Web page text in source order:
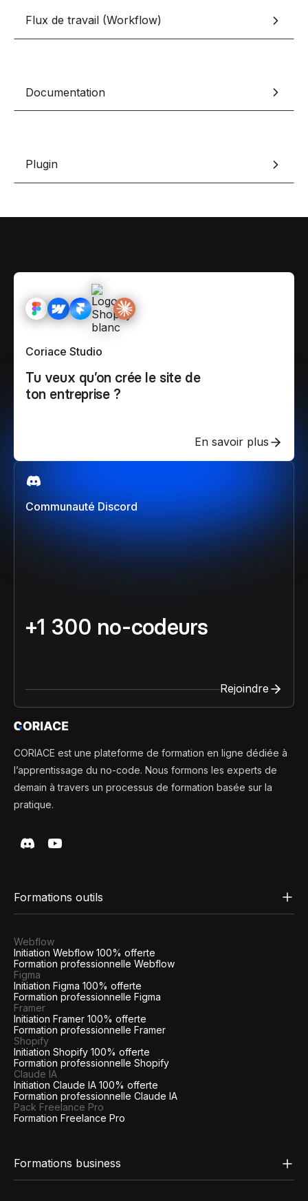
Scripts Webflow
Ressources & actualités
Contact
Flux de travail (Workflow)
Documentation
Plugin
Communauté Discord
+1 300 no-codeurs
Rejoindre
Coriace Studio
Tu veux qu’on crée le site de
ton entreprise ?
En savoir plus
CORIACE est une plateforme de formation en ligne dédiée à
l’apprentissage du no-code. Nous formons les experts de
demain à travers un processus de formation basée sur la
pratique.
Formations outils
Webflow
Initiation Webflow 100% offerte
Formation professionnelle Webflow
Figma
Initiation Figma 100% offerte
Formation professionnelle Figma
Framer
Initiation Framer 100% offerte
Formation professionnelle Framer
Shopify
Initiation Shopify 100% offerte
Formation professionnelle Shopify
Claude IA
Initiation Claude IA 100% offerte
Formation professionnelle Claude IA
Pack Freelance Pro
Formation Freelance Pro
Formations business